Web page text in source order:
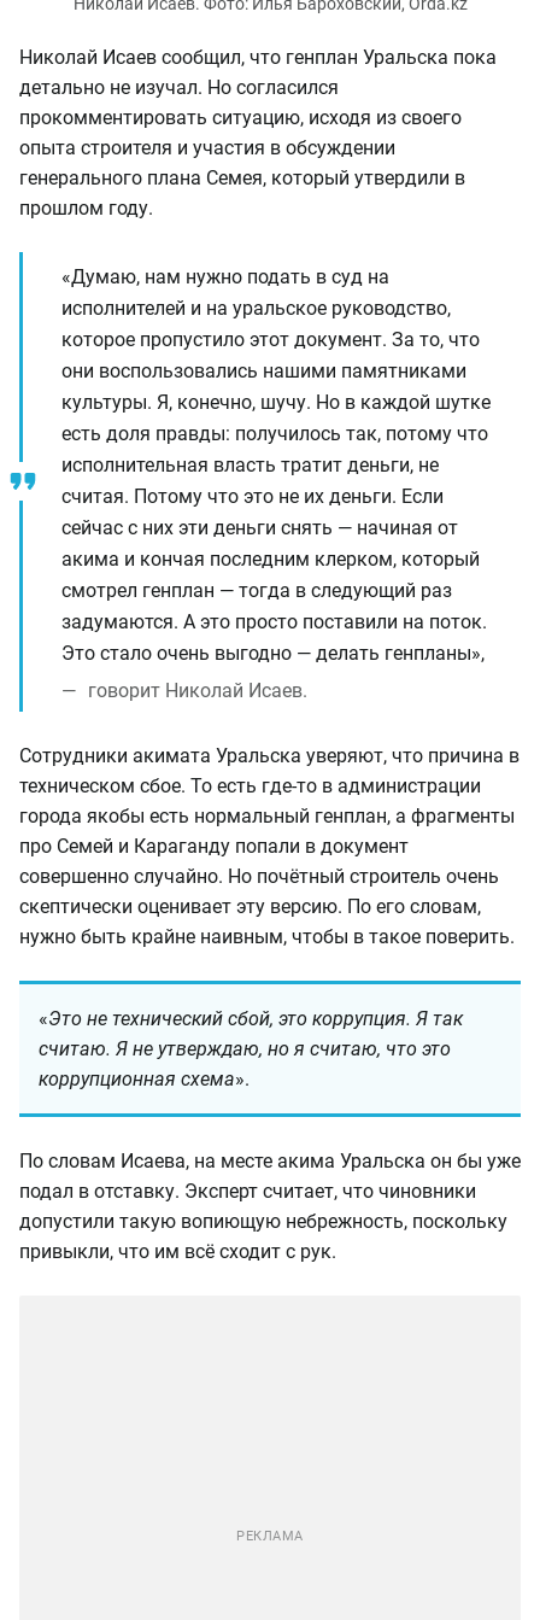
Николай Исаев сообщил, что генплан Уральска пока
детально не изучал. Но согласился
прокомментировать ситуацию, исходя из своего
опыта строителя и участия в обсуждении
генерального плана Семея, который утвердили в
прошлом году.
«Думаю, нам нужно подать в суд на
исполнителей и на уральское руководство,
которое пропустило этот документ. За то, что
они воспользовались нашими памятниками
культуры. Я, конечно, шучу. Но в каждой шутке
есть доля правды: получилось так, потому что
исполнительная власть тратит деньги, не
считая. Потому что это не их деньги. Если
сейчас с них эти деньги снять — начиная от
акима и кончая последним клерком, который
смотрел генплан — тогда в следующий раз
задумаются. А это просто поставили на поток.
Это стало очень выгодно — делать генпланы»,
говорит Николай Исаев.
Сотрудники акимата Уральска уверяют, что причина в
техническом сбое. То есть где-то в администрации
города якобы есть нормальный генплан, а фрагменты
про Семей и Караганду попали в документ
совершенно случайно. Но почётный строитель очень
скептически оценивает эту версию. По его словам,
нужно быть крайне наивным, чтобы в такое поверить.
«Это не технический сбой, это коррупция. Я так
считаю. Я не утверждаю, но я считаю, что это
коррупционная схема».
По словам Исаева, на месте акима Уральска он бы уже
подал в отставку. Эксперт считает, что чиновники
допустили такую вопиющую небрежность, поскольку
привыкли, что им всё сходит с рук.